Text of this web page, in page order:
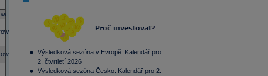
Výsledková sezóna v Evropě: Kalendář pro
2. čtvrtletí 2026
Výsledková sezóna Česko: Kalendář pro 2.